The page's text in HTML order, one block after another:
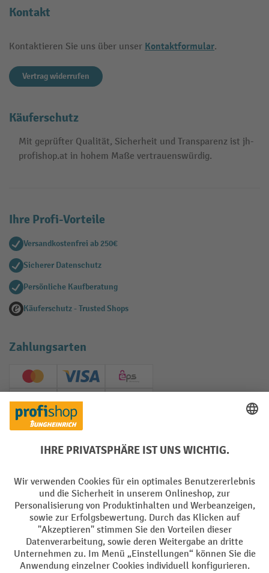
Kontakt
Kontaktieren Sie uns über unser Kontaktformular.
Vertrag widerrufen
Käuferschutz
Mit geprüfter Qualität, Sicherheit und Transparenz ist jh-
profishop.at in hohem Maße vertrauenswürdig.
Ihre Profi-Vorteile
Versandkostenfrei ab 250€
Sicherer Datenschutz
Persönliche Kaufberatung
Käuferschutz - Trusted Shops
Zahlungsarten
Creditcard (Master)Creditcard (Visa)
EPS
PayPal
Soziale Netzwerke
Impressum Datenschutz
Barrierefreiheit Privacy Settings